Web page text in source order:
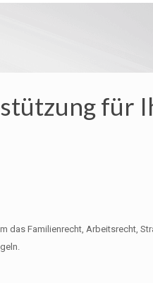
für
das Familienrecht, Arbeitsrecht,